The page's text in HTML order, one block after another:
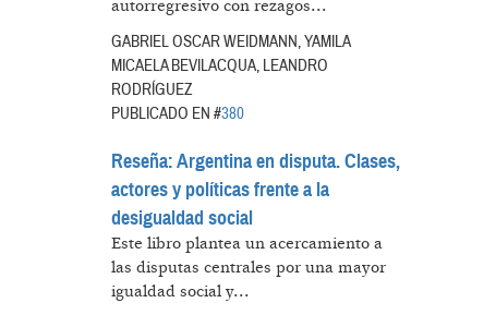
autorregresivo con rezagos...
GABRIEL OSCAR WEIDMANN, YAMILA
MICAELA BEVILACQUA, LEANDRO
RODRÍGUEZ
PUBLICADO EN #380
Reseña: Argentina en disputa. Clases,
actores y políticas frente a la
desigualdad social
Este libro plantea un acercamiento a
las disputas centrales por una mayor
igualdad social y...